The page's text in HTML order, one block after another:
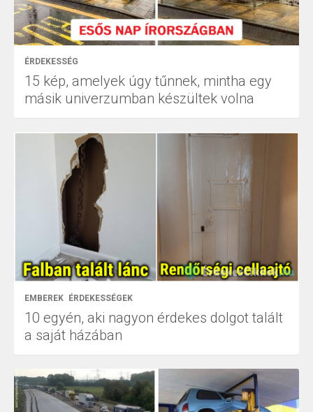
ÉRDEKESSÉG
15 kép, amelyek úgy tűnnek, mintha egy
másik univerzumban készültek volna
EMBEREK ÉRDEKESSÉGEK
10 egyén, aki nagyon érdekes dolgot talált
a saját házában